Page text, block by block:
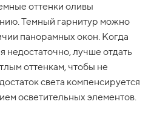
оттенки оливы
Темный гарнитур можно
панорамных окон. Когда
недостаточно, лучше отдать
оттенкам, чтобы не
света компенсируется
осветительных элементов.